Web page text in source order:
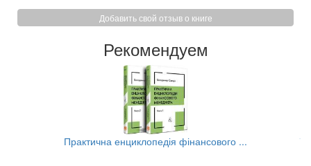
Добавить свой отзыв о книге
Рекомендуем
Практична енциклопедія фінансового ...